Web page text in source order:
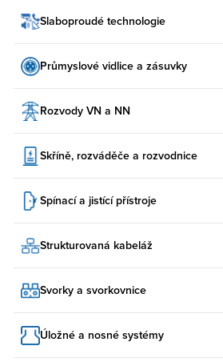
Slaboproudé technologie
Průmyslové vidlice a zásuvky
Rozvody VN a NN
Skříně, rozváděče a rozvodnice
Spínací a jistící přístroje
Strukturovaná kabeláž
Svorky a svorkovnice
Úložné a nosné systémy